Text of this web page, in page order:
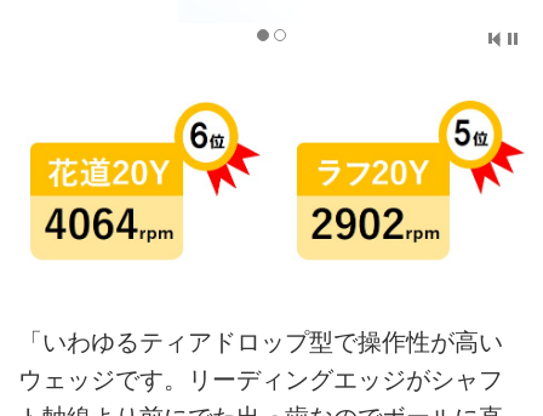
「いわゆるティアドロップ型で操作性が高い
ウェッジです。リーディングエッジがシャフ